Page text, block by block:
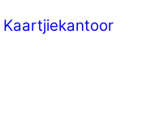
Kaartjiekantoor